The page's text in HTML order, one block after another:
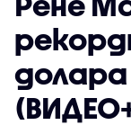
долара